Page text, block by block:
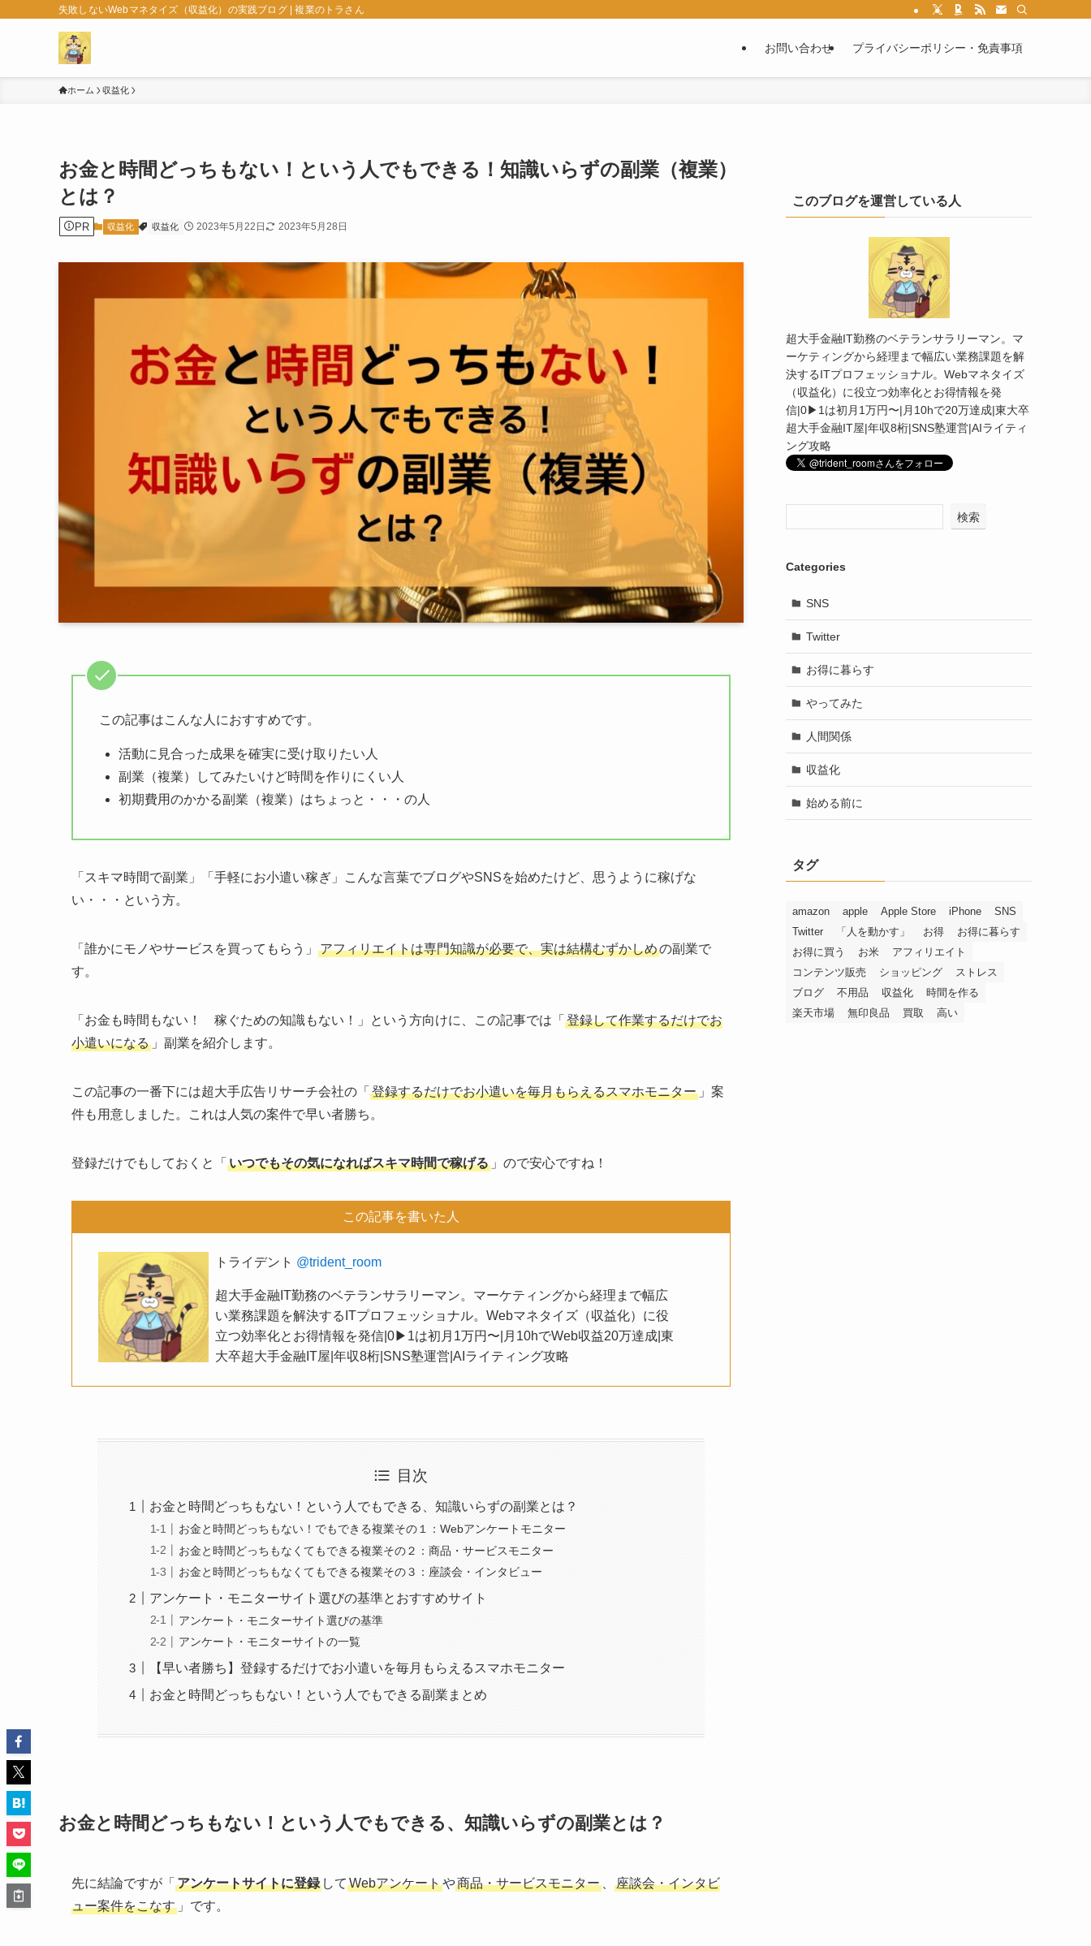
失敗しないWebマネタイズ（収益化）の実践ブログ | 複業のトラさん
お問い合わせ プライバシーポリシー・免責事項
ホーム 収益化
お金と時間どっちもない！という人でもできる！知識いらずの副業（複業）
とは？
PR 収益化 収益化 2023年5月22日 2023年5月28日
この記事はこんな人におすすめです。
活動に見合った成果を確実に受け取りたい人
副業（複業）してみたいけど時間を作りにくい人
初期費用のかかる副業（複業）はちょっと・・・の人
「スキマ時間で副業」「手軽にお小遣い稼ぎ」こんな言葉でブログやSNSを始めたけど、思うように稼げな
い・・・という方。
「誰かにモノやサービスを買ってもらう」 アフィリエイトは専門知識が必要で、実は結構むずかしめの副業で
す。
「お金も時間もない！ 稼ぐための知識もない！」という方向けに、この記事では「 登録して作業するだけでお
小遣いになる 」副業を紹介します。
この記事の一番下には超大手広告リサーチ会社の「 登録するだけでお小遣いを毎月もらえるスマホモニター 」案
件も用意しました。これは人気の案件で早い者勝ち。
登録だけでもしておくと「 いつでもその気になればスキマ時間で稼げる 」ので安心ですね！
この記事を書いた人
トライデント @trident_room
超大手金融IT勤務のベテランサラリーマン。マーケティングから経理まで幅広
い業務課題を解決するITプロフェッショナル。Webマネタイズ（収益化）に役
立つ効率化とお得情報を発信|0▶︎1は初月1万円〜|月10hでWeb収益20万達成|東
大卒超大手金融IT屋|年収8桁|SNS塾運営|AIライティング攻略
目次
お金と時間どっちもない！という人でもできる、知識いらずの副業とは？
お金と時間どっちもない！でもできる複業その１：Webアンケートモニター
お金と時間どっちもなくてもできる複業その２：商品・サービスモニター
お金と時間どっちもなくてもできる複業その３：座談会・インタビュー
アンケート・モニターサイト選びの基準とおすすめサイト
アンケート・モニターサイト選びの基準
アンケート・モニターサイトの一覧
【早い者勝ち】登録するだけでお小遣いを毎月もらえるスマホモニター
お金と時間どっちもない！という人でもできる副業まとめ
お金と時間どっちもない！という人でもできる、知識いらずの副業とは？
先に結論ですが「 アンケートサイトに登録 して Webアンケートや商品・サービスモニター
座談会・インタビ
ュー案件をこなす 」です。
このブログを運営している人
超大手金融IT勤務のベテランサラリーマン。マ
ーケティングから経理まで幅広い業務課題を解
決するITプロフェッショナル。Webマネタイズ
（収益化）に役立つ効率化とお得情報を発
信|0▶︎1は初月1万円〜|月10hで20万達成|東大卒
超大手金融IT屋|年収8桁|SNS塾運営|AIライティ
ング攻略
検索
Categories
SNS
Twitter
お得に暮らす
やってみた
人間関係
収益化
始める前に
タグ
amazon apple Apple Store iPhone
SNS
Twitter
「人を動かす」 お得
お得に暮らす
お得に買う
お米
アフィリエイト
コンテンツ販売
ショッピング
ストレス
ブログ
不用品 収益化
時間を作る
楽天市場
無印良品 買取 高い